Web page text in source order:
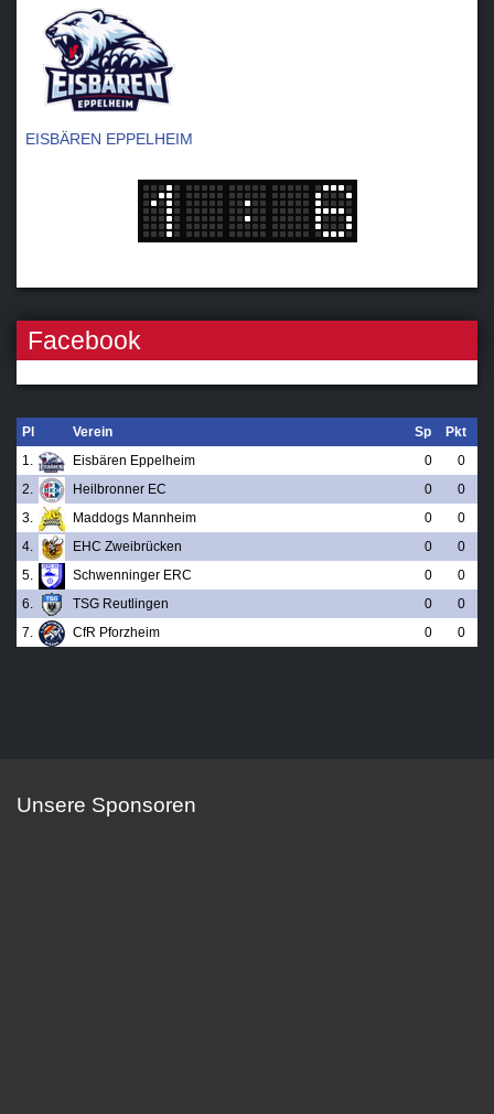
EISBÄREN EPPELHEIM
Facebook
Pl Verein Sp
Pkt
1.
Eisbären Eppelheim 0
0
2.
Heilbronner EC 0
0
3.
Maddogs Mannheim 0
0
4.
EHC Zweibrücken 0
0
5.
Schwenninger ERC 0
0
6.
TSG Reutlingen 0
0
7.
CfR Pforzheim 0 0
Unsere Sponsoren